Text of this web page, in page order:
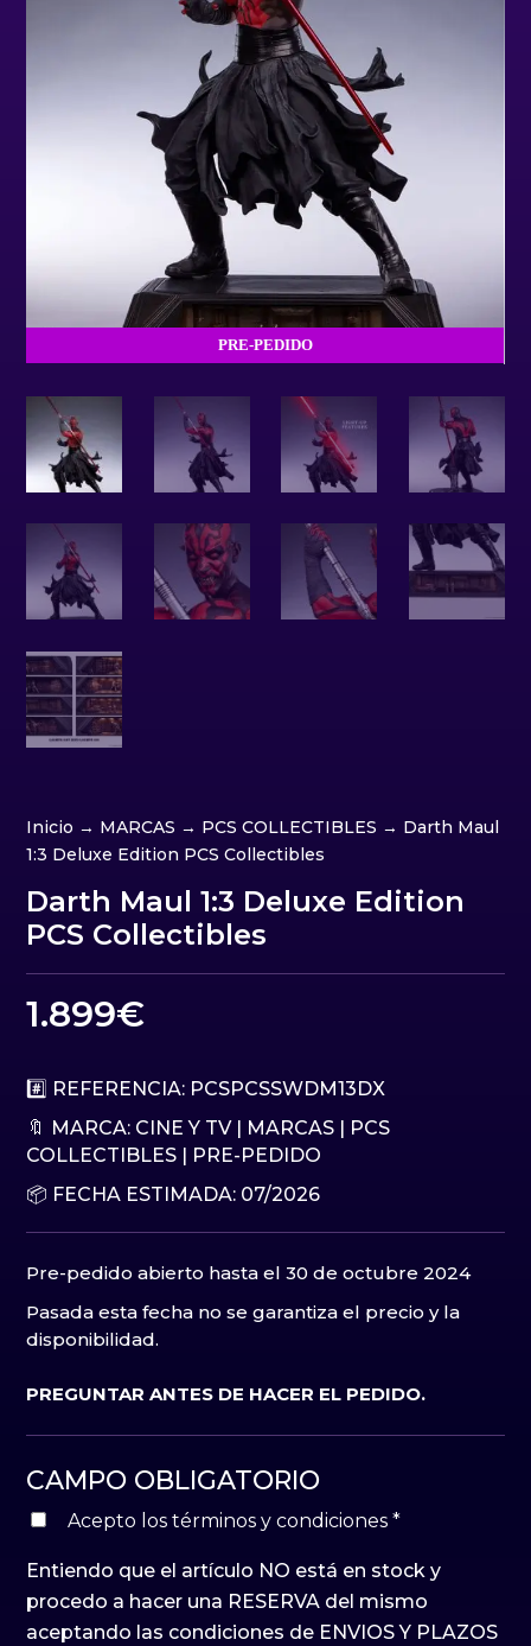
PRE-PEDIDO
Inicio → MARCAS → PCS COLLECTIBLES → Darth Maul
1:3 Deluxe Edition PCS Collectibles
Darth Maul 1:3 Deluxe Edition
PCS Collectibles
1.899€
#️⃣ REFERENCIA: PCSPCSSWDM13DX
🔖 MARCA: CINE Y TV| MARCAS
PCS
COLLECTIBLES
PRE-PEDIDO
📦 FECHA ESTIMADA: 07/2026
Pre-pedido abierto hasta el 30 de octubre 2024
Pasada esta fecha no se garantiza el precio y la
disponibilidad.
PREGUNTAR ANTES DE HACER EL PEDIDO.
CAMPO OBLIGATORIO
Acepto los términos y condiciones*
Entiendo que el artículo NO está en stock y
procedo a hacer una RESERVA del mismo
aceptando las condiciones de ENVIOS Y PLAZOS